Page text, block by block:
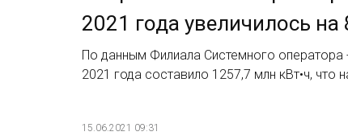
2021 года увеличилось
По данным Филиала Системного
2021 года составило 1257,7 млн кВт•ч,
15.06.2021 09:31